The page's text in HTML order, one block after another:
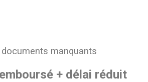
manquants
+ délai réduit